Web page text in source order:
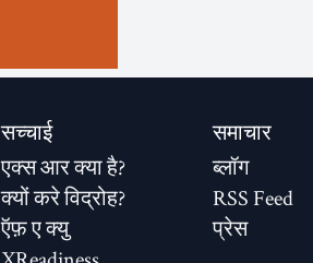
सच्चाई
एक्स आर क्या है?
क्यों करे विद्रोह?
ऍफ़ ए क्यु
समाचार
ब्लॉग
RSS Feed
प्रेस